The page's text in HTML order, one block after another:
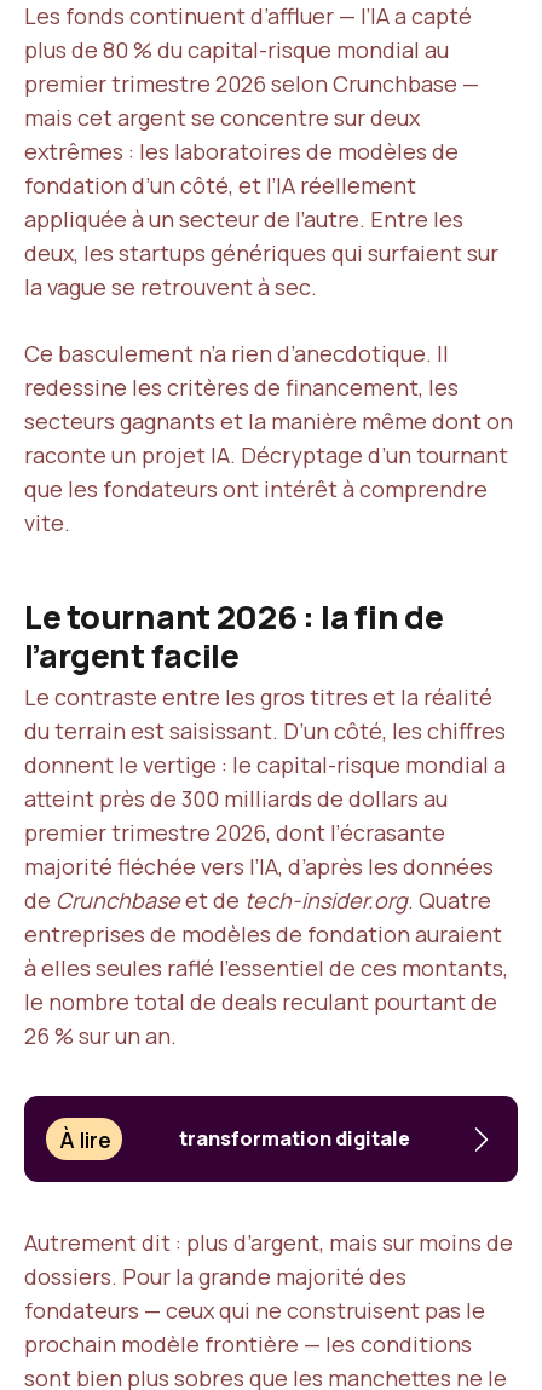
Les fonds continuent d’affluer — l’IA a capté
plus de 80 % du capital-risque mondial au
premier trimestre 2026 selon Crunchbase —
mais cet argent se concentre sur deux
extrêmes : les laboratoires de modèles de
fondation d’un côté, et l’IA réellement
appliquée à un secteur de l’autre. Entre les
deux, les startups génériques qui surfaient sur
la vague se retrouvent à sec.
Ce basculement n’a rien d’anecdotique. Il
redessine les critères de financement, les
secteurs gagnants et la manière même dont on
raconte un projet IA. Décryptage d’un tournant
que les fondateurs ont intérêt à comprendre
vite.
Le tournant 2026 : la fin de
l’argent facile
Le contraste entre les gros titres et la réalité
du terrain est saisissant. D’un côté, les chiffres
donnent le vertige : le capital-risque mondial a
atteint près de 300 milliards de dollars au
premier trimestre 2026, dont l’écrasante
majorité fléchée vers l’IA, d’après les données
de Crunchbaseet de tech-insider.org. Quatre
entreprises de modèles de fondation auraient
à elles seules raflé l’essentiel de ces montants,
le nombre total de deals reculant pourtant de
26 % sur un an.
À lire transformation digitale
Autrement dit : plus d’argent, mais sur moins de
dossiers. Pour la grande majorité des
fondateurs — ceux qui ne construisent pas le
prochain modèle frontière — les conditions
sont bien plus sobres que les manchettes ne le